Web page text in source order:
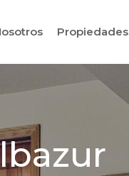
Propiedades